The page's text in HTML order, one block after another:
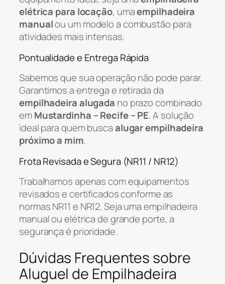
elétrica para locação, umaempilhadeira
manualou um modelo a combustão para
atividades mais intensas.
Pontualidade e Entrega Rápida
Sabemos que sua operação não pode parar.
Garantimos a entrega e retirada da
empilhadeira alugada no prazo combinado
emMustardinha – Recife – PE. A solução
ideal para quem buscaalugar empilhadeira
próximo a mim.
Frota Revisada e Segura (NR11 / NR12)
Trabalhamos apenas com equipamentos
revisados e certificados conforme as
normas NR11 e NR12. Seja uma empilhadeira
manual ou elétrica de grande porte, a
segurança é prioridade.
Dúvidas Frequentes sobre
Aluguel de Empilhadeira